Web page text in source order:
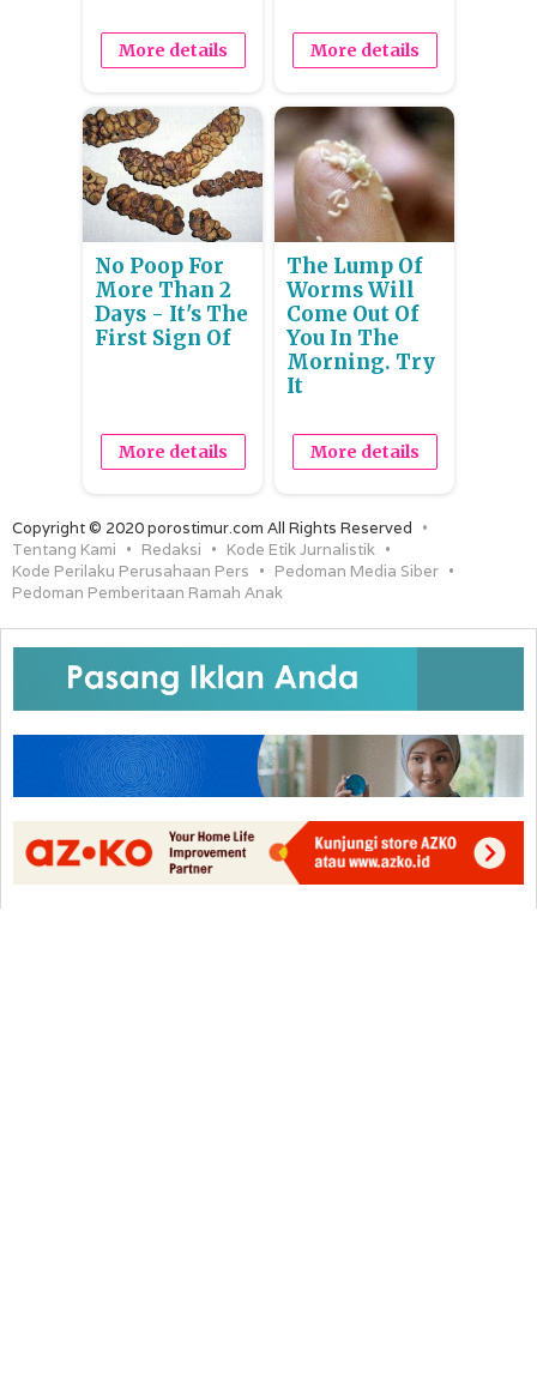
More details More details
No Poop For
More Than 2
Days - It's The
First Sign Of
More details
The Lump Of
Worms Will
Come Out Of
You In The
Morning. Try
It
More details
Copyright © 2020 porostimur.com All Rights Reserved
Tentang Kami
Redaksi
Kode Etik Jurnalistik
Kode Perilaku Perusahaan Pers
Pedoman Media Siber
Pedoman Pemberitaan Ramah Anak